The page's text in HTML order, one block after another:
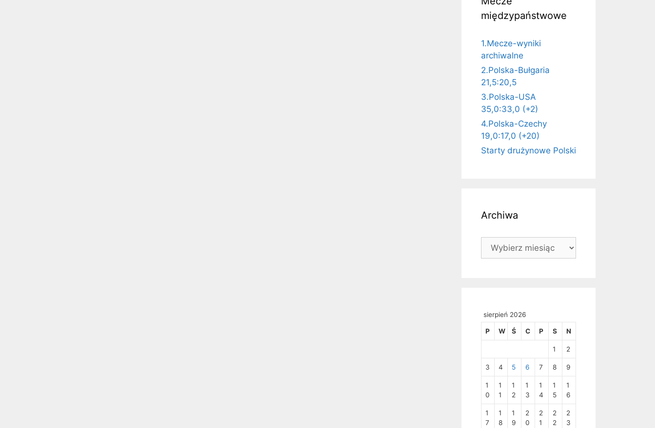
międzypaństwowe
1.Mecze-wyniki
archiwalne
2.Polska-Bułgaria
21,5:20,5
3.Polska-USA
35,0:33,0 (+2)
4.Polska-Czechy
19,0:17,0 (+20)
Starty drużynowe Polski
Archiwa
Archiwa
sierpień 2026
P W Ś C P S N
1 2
3 4 5 6 7 8 9
1
0
1
1
1
2
1
3
1
4
1
5
1
6
1
7
1
8
1
9
2
0
2
1
2
2
2
3